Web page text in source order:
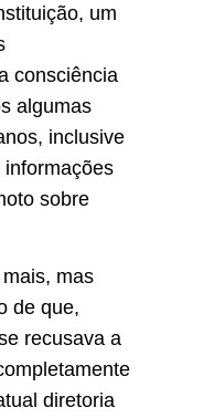
um
consciência
algumas
inclusive
sobre
mas
de que,
recusava a
diretoria